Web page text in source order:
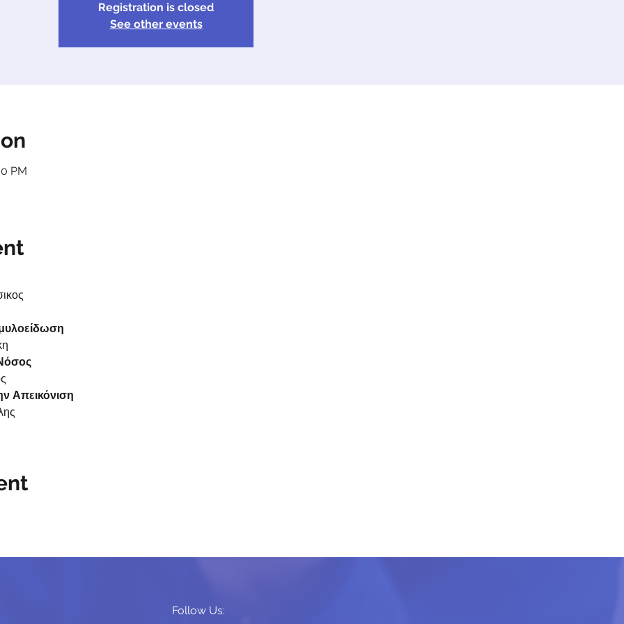
Registration is closed
See other events
PM
Απεικόνιση
Πυρηνικός Ιατρός, Δ/ντής, 401 ΓΣΝΑ, Ερρίκος Ντυνάν Hospital Center
Ιατρός, 401 ΓΣΝΑ
Follow Us: